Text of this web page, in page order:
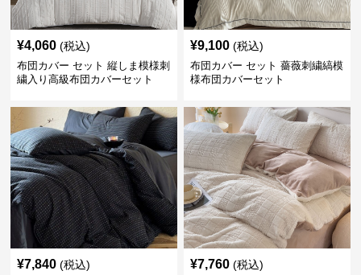
¥4,060 (税込)
布団カバー セット 縦しま模様刺
繍入り高級布団カバーセット
¥9,100 (税込)
布団カバー セット 薔薇刺繍縞模
様布団カバーセット
¥7,840 (税込) ¥7,760 (税込)